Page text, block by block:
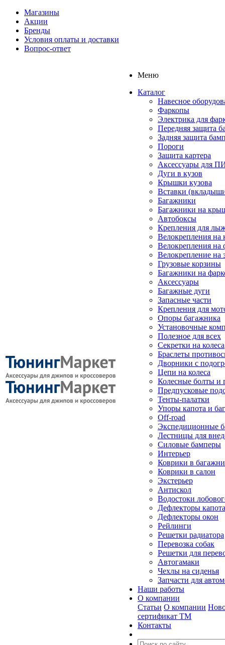
Магазины
Акции
Бренды
Условия оплаты и доставки
Вопрос-ответ
Меню
Каталог
Навесное
Фаркопы
Электрика для
Передняя защита
Задняя защита
Пороги
Защита картера
Аксессуары для
Дуги в кузов
Крышки кузова
Вставки
Багажники
Багажники на
Автобоксы
Крепления для
Велокрепления
Велокрепления на
Велокрепление на
Грузовые корзины
Багажники на
Аксессуары
Багажные дуги
Запасные части
Крепления для
Опоры багажника
Установочные
Полезное для всех
Секретки на колеса
Браслеты
Дворники с
Цепи на колеса
Колесные болты и
Предпусковые
Тенты-палатки
Упоры капота и
Off-road
Экспедиционные
Лестницы для
Силовые бамперы
Интерьер
Коврики в
Коврики в салон
Экстерьер
Антискол
Водостоки
Дефлекторы капота
Дефлекторы окон
Рейлинги
Решетки радиатора
Перевозка собак
Решетки для
Автогамаки
Чехлы на сиденья
Запчасти для
Наши работы
О компании
Статьи О компании
сертификат ТМ
Контакты